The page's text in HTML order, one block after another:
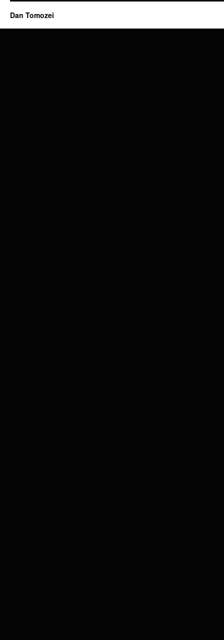
Dan Tomozei